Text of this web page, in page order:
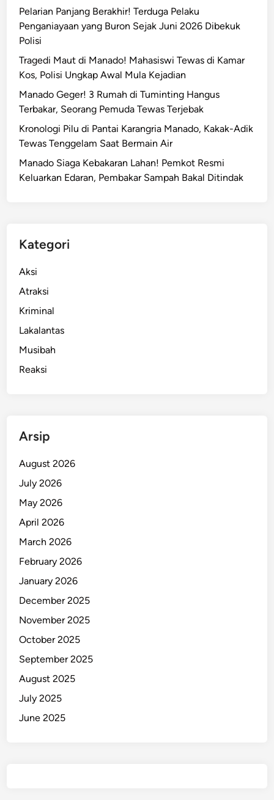
Pelarian Panjang Berakhir! Terduga Pelaku
Penganiayaan yang Buron Sejak Juni 2026 Dibekuk
Polisi
Tragedi Maut di Manado! Mahasiswi Tewas di Kamar
Kos, Polisi Ungkap Awal Mula Kejadian
Manado Geger! 3 Rumah di Tuminting Hangus
Terbakar, Seorang Pemuda Tewas Terjebak
Kronologi Pilu di Pantai Karangria Manado, Kakak-Adik
Tewas Tenggelam Saat Bermain Air
Manado Siaga Kebakaran Lahan! Pemkot Resmi
Keluarkan Edaran, Pembakar Sampah Bakal Ditindak
Kategori
Aksi
Atraksi
Kriminal
Lakalantas
Musibah
Reaksi
Arsip
August 2026
July 2026
May 2026
April 2026
March 2026
February 2026
January 2026
December 2025
November 2025
October 2025
September 2025
August 2025
July 2025
June 2025